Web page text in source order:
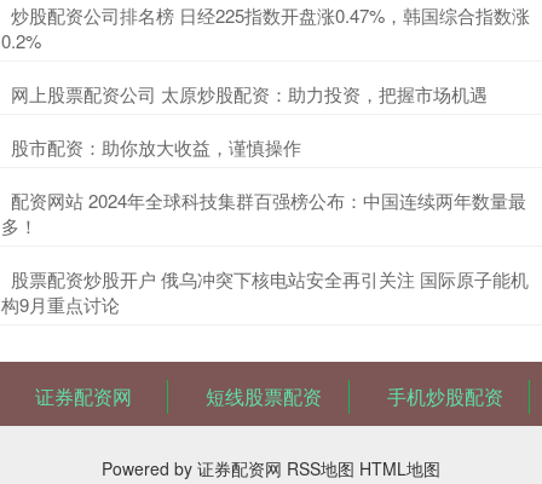
​炒股配资公司排名榜 日经225指数开盘涨0.47%，韩国综合指数涨
0.2%
​网上股票配资公司 太原炒股配资：助力投资，把握市场机遇
​股市配资：助你放大收益，谨慎操作
​配资网站 2024年全球科技集群百强榜公布：中国连续两年数量最
多！
​股票配资炒股开户 俄乌冲突下核电站安全再引关注 国际原子能机
构9月重点讨论
证券配资网 短线股票配资 手机炒股配资
Powered by 证券配资网 RSS地图 HTML地图